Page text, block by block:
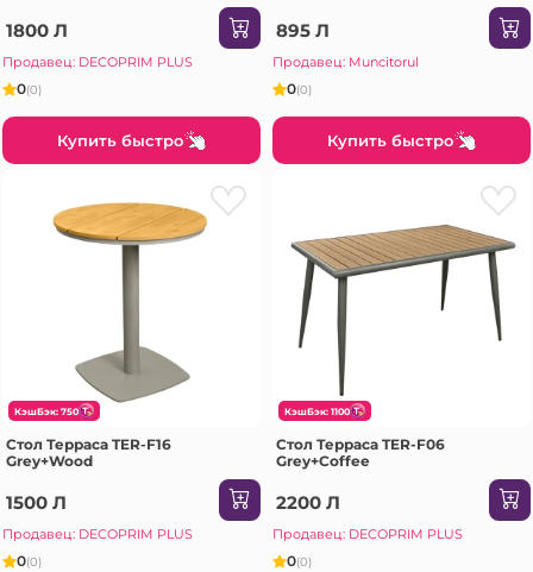
1800 Л
Продавец: DECOPRIM PLUS
0(0)
Купить быстро
895 Л
Продавец: Muncitorul
0(0)
Купить быстро
КэшБэк: 750
Стол Терраса TER-F16
Grey+Wood
1500 Л
Продавец: DECOPRIM PLUS
0(0)
КэшБэк: 1100
Стол Терраса TER-F06
Grey+Coffee
2200 Л
Продавец: DECOPRIM PLUS
0(0)